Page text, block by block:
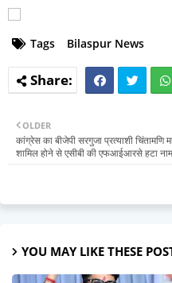
Tags Bilaspur News
OLDER
कांग्रेस का बीजेपी सरगुजा प्रत्याशी चिंतामणि
शामिल होने से एसीबी की एफआईआरसे हटा नाम
YOU MAY LIKE THESE